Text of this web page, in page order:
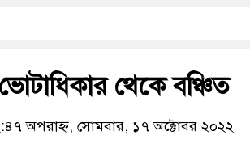
থেকে বঞ্চিত
অপরাহ্ন, সোমবার, ১৭ অক্টোবর ২০২২